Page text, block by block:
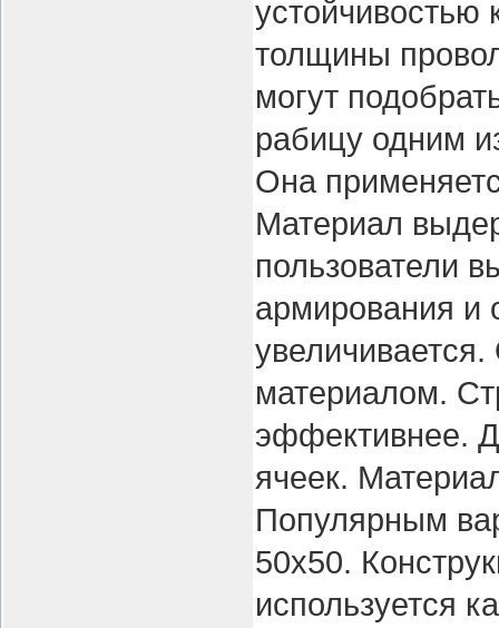
устойчивостью
толщины
могут
рабицу одним
Она
Материал
пользователи
армирования и
материалом.
эффективнее.
ячеек.
Популярным
50х50.
используется